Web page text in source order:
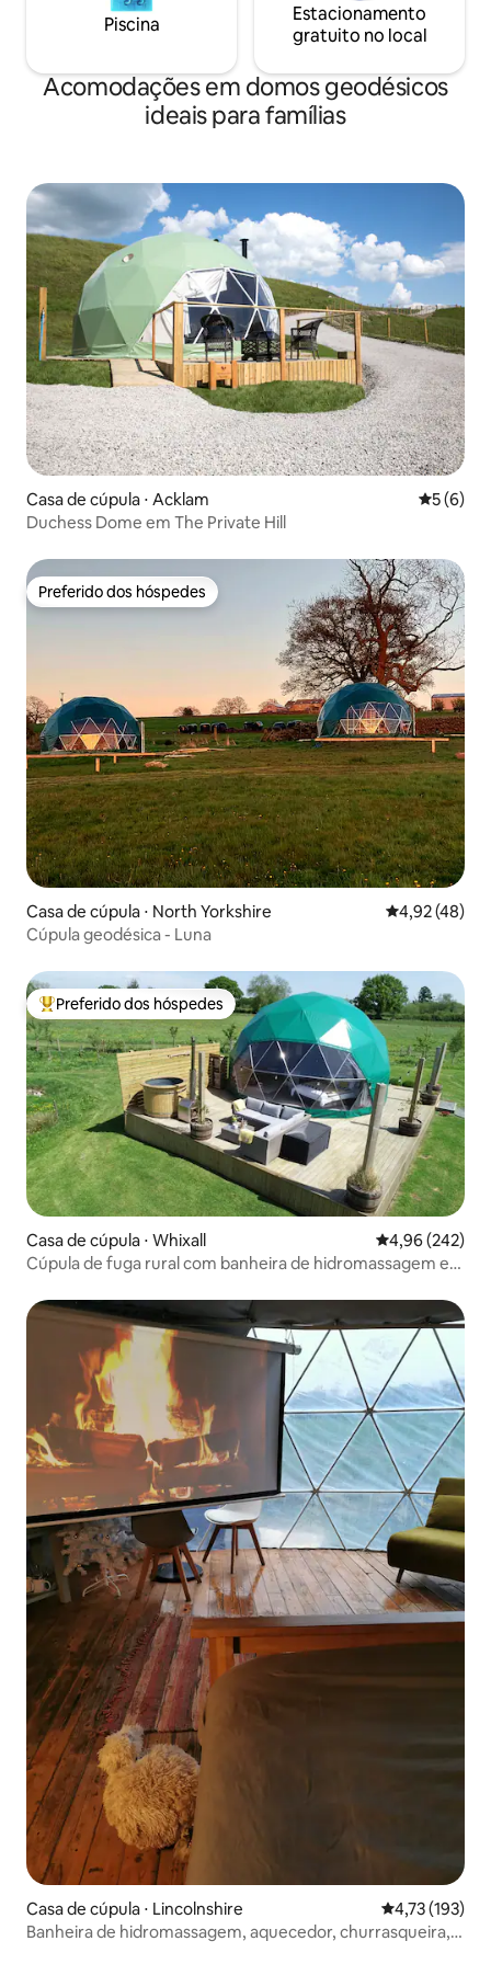
Piscina
Estacionamento
gratuito no local
Acomodações em domos geodésicos
ideais para famílias
Casa de cúpula ⋅ Acklam 5 de
5 (6)
Duchess Dome em The Private Hill
Preferido dos hóspedes
Preferido dos hóspedes
Casa de cúpula ⋅ North Yorkshire 4,92 de uma
4,92 (48)
Cúpula geodésica - Luna
Entre os melhores preferidos dos hóspedes
Preferido dos hóspedes
Casa de cúpula ⋅ Whixall 4,96 de uma
4,96 (242)
Cúpula de fuga rural com banheira de hidromassagem em
Casa de cúpula ⋅ Lincolnshire 4,73 de uma
4,73 (193)
Banheira de hidromassagem, aquecedor, churrasqueira,